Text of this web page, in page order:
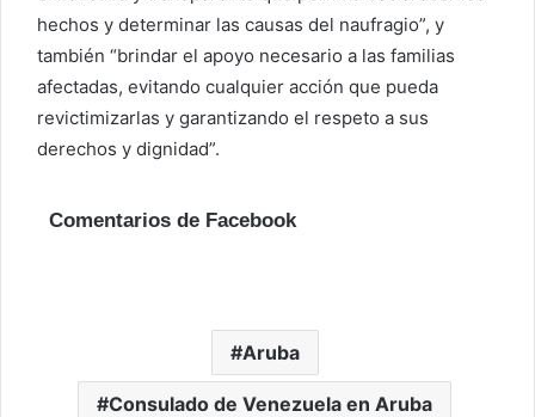
hechos y determinar las causas del naufragio”, y
también “brindar el apoyo necesario a las familias
afectadas, evitando cualquier acción que pueda
revictimizarlas y garantizando el respeto a sus
derechos y dignidad”.
Comentarios de Facebook
Aruba
Consulado de Venezuela en Aruba